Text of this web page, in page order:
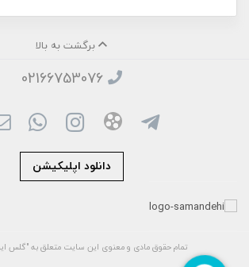
برگشت به بالا
02166753076
دانلود اپلیکیشن
تمام حقوق مادی و معنوی این سایت متعلق به "گلس